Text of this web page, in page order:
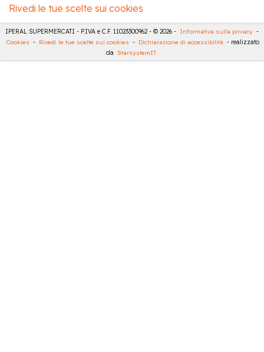
Rivedi le tue scelte sui cookies
IPERAL SUPERMERCATI - P.IVA e C.F. 11023300962 - © 2026 - Informativa sulla privacy -
Cookies - Rivedi le tue scelte sui cookies - Dichiarazione di accessibilità - realizzato
da StarsystemIT